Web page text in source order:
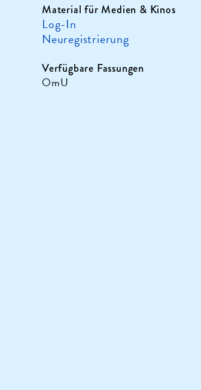
Material für Medien & Kinos
Log-In
Neuregistrierung
Verfügbare Fassungen
OmU